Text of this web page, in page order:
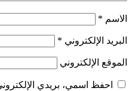
الاسم *
البريد الإلكتروني *
الموقع الإلكتروني
احفظ اسمي، بريدي